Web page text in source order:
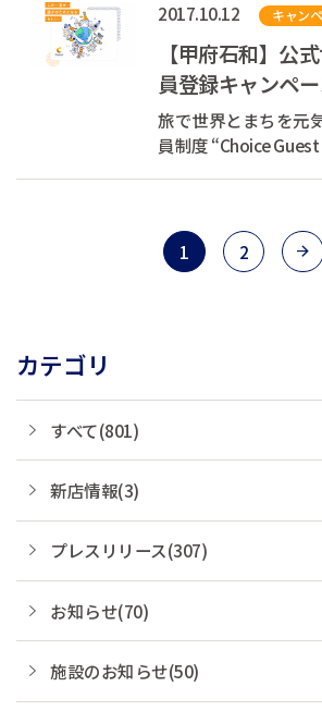
さい。 ※14日前までの早期予約プラン
など、条件によって
変更できない場合が
2017.10.12 キャン
【甲府石和】公
員登録キャンペ
旅で世界とまちを元
員制度 “Choice
な素敵な循環をつくります。
員登録キャンペーン...
1 2
カテゴリ
すべて(801)
新店情報(3)
プレスリリース(307)
お知らせ(70)
施設のお知らせ(50)